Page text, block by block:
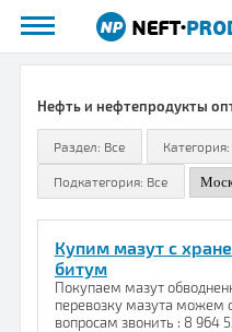
Нефть и нефтепродукты
Купим мазут с
битум
Покупаем мазут
перевозку мазута
вопросам звонить : 8 964